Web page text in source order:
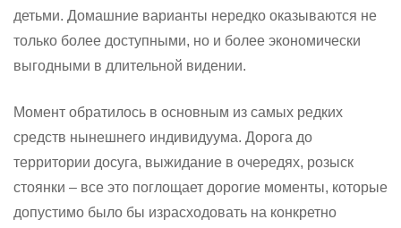
детьми. Домашние варианты нередко оказываются не
только более доступными, но и более экономически
выгодными в длительной видении.
Момент обратилось в основным из самых редких
средств нынешнего индивидуума. Дорога до
территории досуга, выжидание в очередях, розыск
стоянки – все это поглощает дорогие моменты, которые
допустимо было бы израсходовать на конкретно